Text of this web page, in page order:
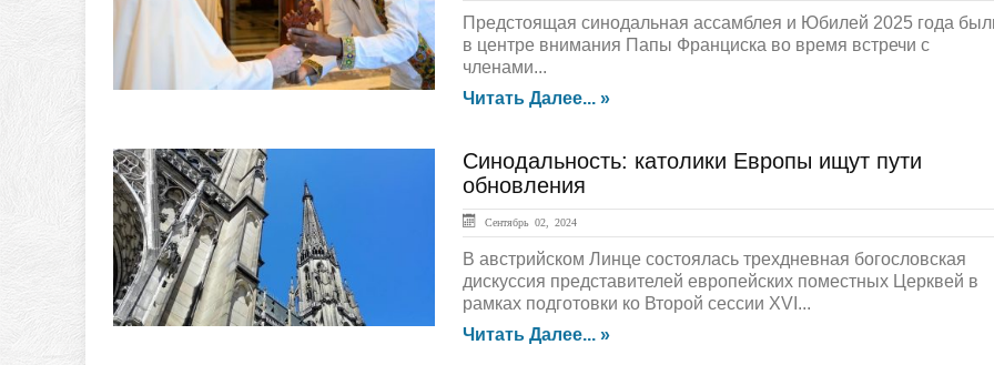
Предстоящая синодальная ассамблея и Юбилей 2025 года
в центре внимания Папы Франциска во время встречи с
членами...
Читать Далее... »
ЛЕНТА НОВОСТЕЙ
Синодальность: католики Европы ищут пути
обновления
Сентябрь 02, 2024
В австрийском Линце состоялась трехдневная богословская
дискуссия представителей европейских поместных Церквей в
рамках подготовки ко Второй сессии XVI...
Читать Далее... »